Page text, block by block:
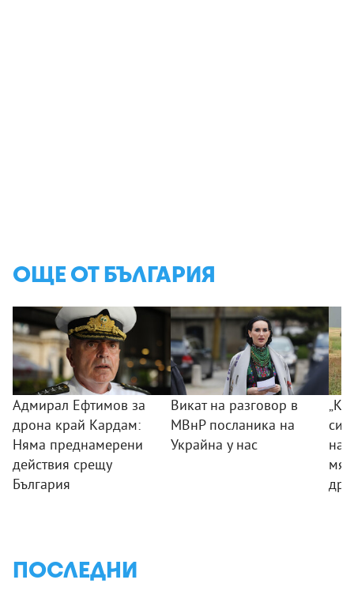
ОЩЕ ОТ БЪЛГАРИЯ
Адмирал Ефтимов за
дрона край Кардам:
Няма преднамерени
действия срещу
България
Викат на разговор в
МВнР посланика на
Украйна у нас
на
ПОСЛЕДНИ